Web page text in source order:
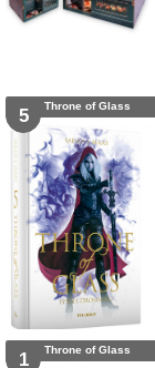
5 Throne of Glass
1 Throne of Glass